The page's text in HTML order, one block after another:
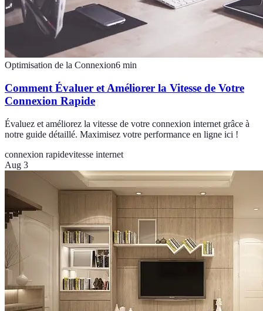
Optimisation de la Connexion6 min
Comment Évaluer et Améliorer la Vitesse de Votre
Connexion Rapide
Évaluez et améliorez la vitesse de votre connexion internet grâce à
notre guide détaillé. Maximisez votre performance en ligne ici !
connexion rapidevitesse internet
Aug 3